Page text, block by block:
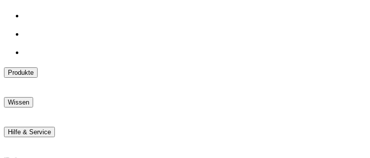
Produkte
Bestseller
Neu bei Vagisan
Wissen
FAQ
Hilfe & Service